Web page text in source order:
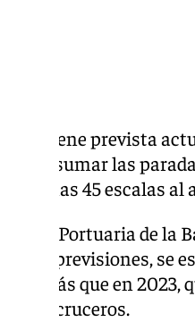
tiene prevista
que sumar las
unas 45 escalas al
Portuaria de la
las previsiones, se
49 más que en
de cruceros.